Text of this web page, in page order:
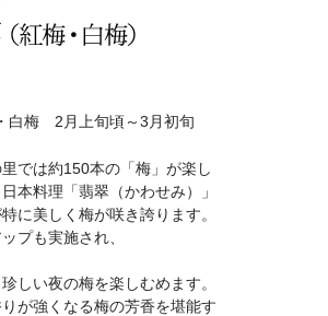
白梅 2月上旬頃～3月初旬
では約150本の「梅」が楽し
本料理「翡翠（かわせみ）」
に美しく梅が咲き誇ります。
プも実施され、
しい夜の梅を楽しむめます。
が強くなる梅の芳香を堪能す